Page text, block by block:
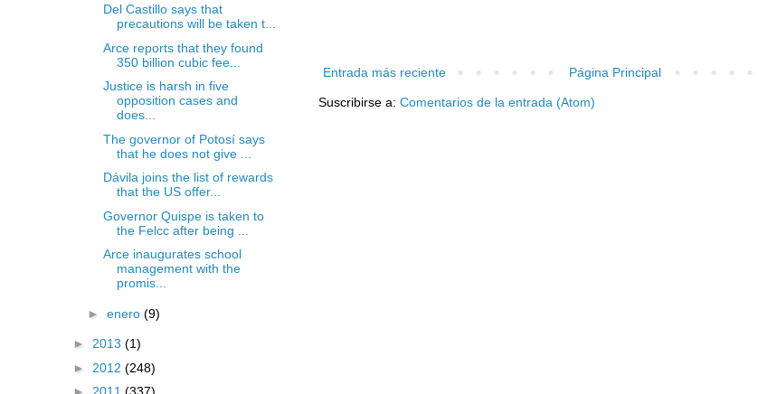
Entrada más reciente Página Principal
Suscribirse a: Comentarios de la entrada (Atom)
Del Castillo says that
precautions will be taken t...
Arce reports that they found
350 billion cubic fee...
Justice is harsh in five
opposition cases and
does...
The governor of Potosí says
that he does not give ...
Dávila joins the list of rewards
that the US offer...
Governor Quispe is taken to
the Felcc after being ...
Arce inaugurates school
management with the
promis...
►enero(9)
► 2013 (1)
► 2012 (248)